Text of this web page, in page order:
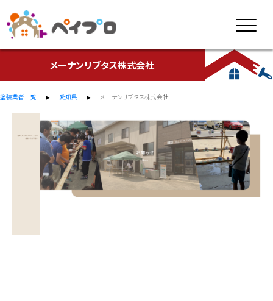
メーナンリブタス株式会社
塗装業者一覧 愛知県 メーナンリブタス株式会社